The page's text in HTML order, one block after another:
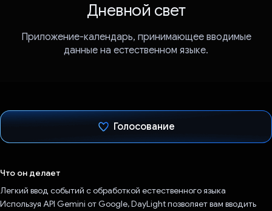
Дневной свет
Приложение-календарь, принимающее вводимые
данные на естественном языке.
Голосование
Что он делает
Легкий ввод событий с обработкой естественного языка
Используя API Gemini от Google, DayLight позволяет вам вводить